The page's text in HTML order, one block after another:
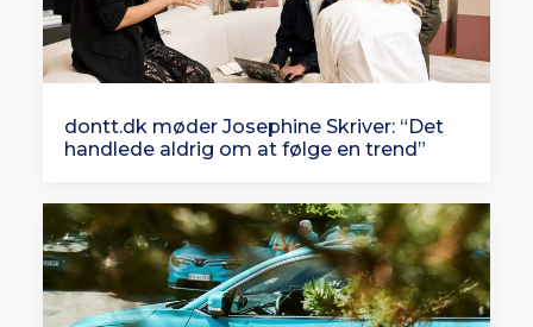
dontt.dk møder Josephine Skriver: “Det
handlede aldrig om at følge en trend”